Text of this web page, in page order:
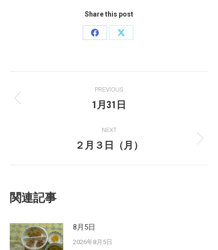
Share this post
Share
Share
navigation
PREVIOUS
Previous
1月31日
NEXT
Next
２月３日（月）
関連記事
8月5日
2026年8月5日